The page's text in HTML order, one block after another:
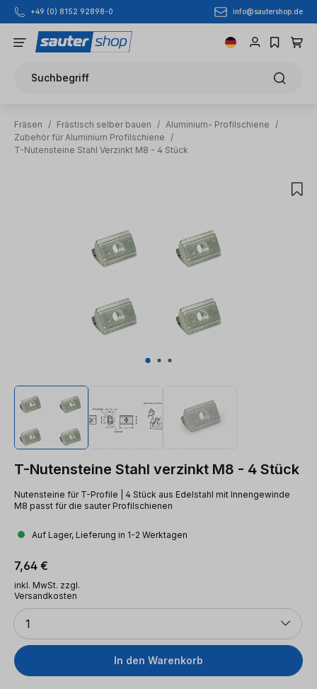
Zum Hauptinhalt springen
+49 (0) 8152 92898-0 info@sautershop.de
Suchbegriff
Fräsen / Frästisch selber bauen / Aluminium- Profilschiene
/
Zubehör für Aluminium Profilschiene
/
T-Nutensteine Stahl Verzinkt M8 - 4 Stück
T-Nutensteine Stahl verzinkt M8 - 4 Stück
Nutensteine für T-Profile | 4 Stück aus Edelstahl mit Innengewinde
M8 passt für die sauter Profilschienen
Auf Lager, Lieferung in 1-2 Werktagen
Regulärer Preis:
7,64 €
inkl. MwSt. zzgl.
Versandkosten
Anzahl
1
In den Warenkorb